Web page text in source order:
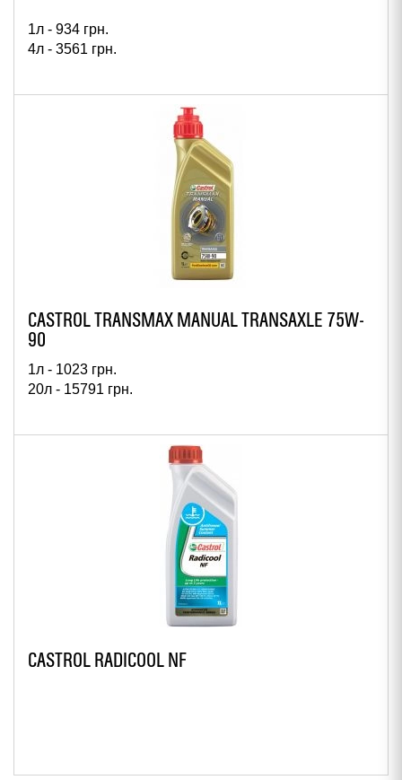
1л - 934 грн.
4л - 3561 грн.
CASTROL TRANSMAX MANUAL TRANSAXLE 75W-
90
1л - 1023 грн.
20л - 15791 грн.
CASTROL RADICOOL NF